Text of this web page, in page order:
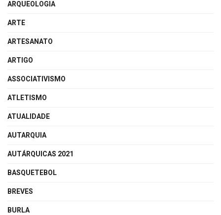
ARQUEOLOGIA
ARTE
ARTESANATO
ARTIGO
ASSOCIATIVISMO
ATLETISMO
ATUALIDADE
AUTARQUIA
AUTÁRQUICAS 2021
BASQUETEBOL
BREVES
BURLA